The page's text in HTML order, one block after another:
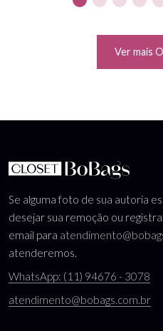
Ver mais
Se alguma foto de sua autoria
desejar sua remoção ou
email para
atenderemos.
WhatsApp: (11) 94676 - 3078
atendimento@bobags.com.br